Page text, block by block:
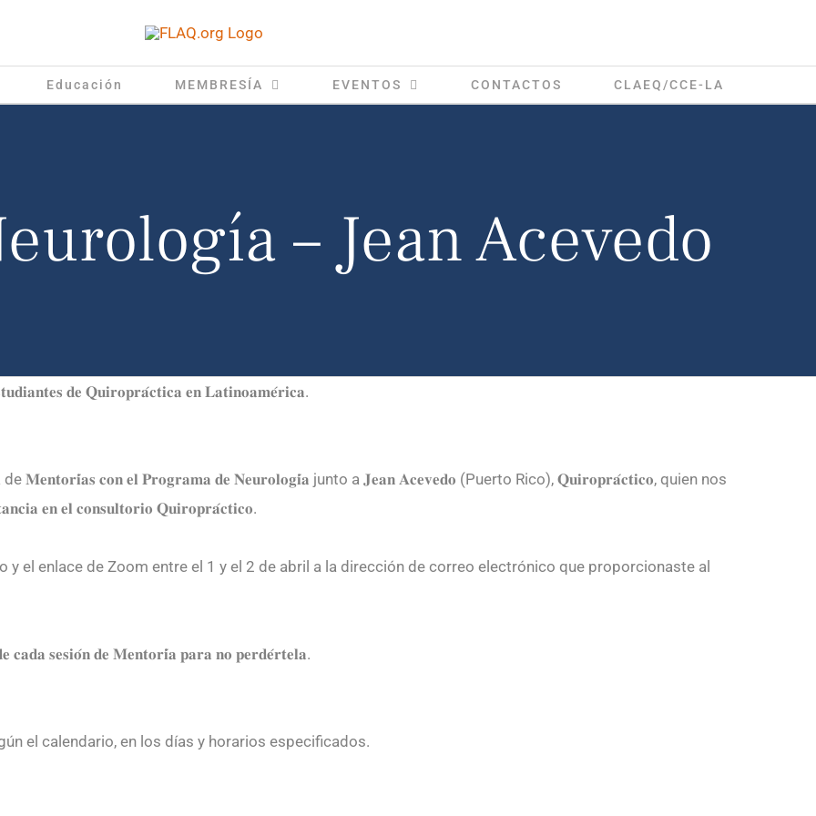
Educación MEMBRESÍA EVENTOS CONTACTOS CLAEQ/CCE-LA
– Jean Acevedo
𝐝𝐞 𝐐𝐮𝐢𝐫𝐨𝐩𝐫𝐚́𝐜𝐭𝐢𝐜𝐚 𝐞𝐧 𝐋𝐚𝐭𝐢𝐧𝐨𝐚𝐦𝐞́𝐫𝐢𝐜𝐚.
𝐌𝐞𝐧𝐭𝐨𝐫𝐢́𝐚𝐬 𝐜𝐨𝐧 𝐞𝐥 𝐏𝐫𝐨𝐠𝐫𝐚𝐦𝐚 𝐝𝐞 𝐍𝐞𝐮𝐫𝐨𝐥𝐨𝐠𝐢́𝐚 junto a 𝐉𝐞𝐚𝐧 𝐀𝐜𝐞𝐯𝐞𝐝𝐨 (Puerto Rico), 𝐐𝐮𝐢𝐫𝐨𝐩𝐫𝐚́𝐜𝐭𝐢𝐜𝐨, quien nos
𝐞𝐧 𝐞𝐥 𝐜𝐨𝐧𝐬𝐮𝐥𝐭𝐨𝐫𝐢𝐨 𝐐𝐮𝐢𝐫𝐨𝐩𝐫𝐚́𝐜𝐭𝐢𝐜𝐨.
el enlace de Zoom entre el 1 y el 2 de abril a la dirección de correo electrónico que proporcionaste al
𝐜𝐚𝐝𝐚 𝐬𝐞𝐬𝐢𝐨́𝐧 𝐝𝐞 𝐌𝐞𝐧𝐭𝐨𝐫𝐢́𝐚 𝐩𝐚𝐫𝐚 𝐧𝐨 𝐩𝐞𝐫𝐝𝐞́𝐫𝐭𝐞𝐥𝐚.
el calendario, en los días y horarios especificados.